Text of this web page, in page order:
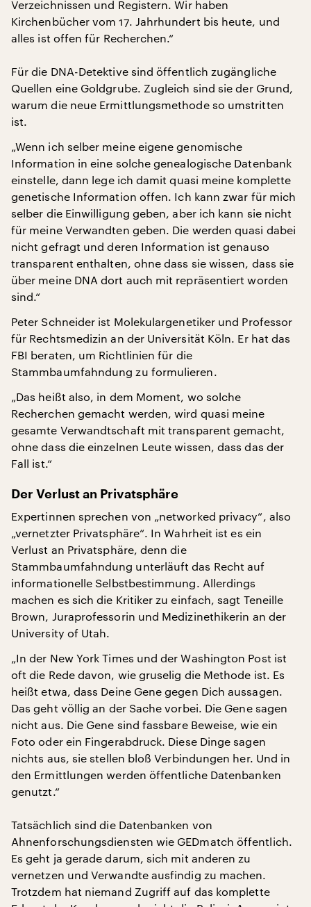
Verzeichnissen und Registern. Wir haben
Kirchenbücher vom 17. Jahrhundert bis heute, und
alles ist offen für Recherchen.“
Für die DNA-Detektive sind öffentlich zugängliche
Quellen eine Goldgrube. Zugleich sind sie der Grund,
warum die neue Ermittlungsmethode so umstritten
ist.
„Wenn ich selber meine eigene genomische
Information in eine solche genealogische Datenbank
einstelle, dann lege ich damit quasi meine komplette
genetische Information offen. Ich kann zwar für mich
selber die Einwilligung geben, aber ich kann sie nicht
für meine Verwandten geben. Die werden quasi dabei
nicht gefragt und deren Information ist genauso
transparent enthalten, ohne dass sie wissen, dass sie
über meine DNA dort auch mit repräsentiert worden
sind.“
Peter Schneider ist Molekulargenetiker und Professor
für Rechtsmedizin an der Universität Köln. Er hat das
FBI beraten, um Richtlinien für die
Stammbaumfahndung zu formulieren.
„Das heißt also, in dem Moment, wo solche
Recherchen gemacht werden, wird quasi meine
gesamte Verwandtschaft mit transparent gemacht,
ohne dass die einzelnen Leute wissen, dass das der
Fall ist.“
Der Verlust an Privatsphäre
Expertinnen sprechen von „networked privacy“, also
„vernetzter Privatsphäre“. In Wahrheit ist es ein
Verlust an Privatsphäre, denn die
Stammbaumfahndung unterläuft das Recht auf
informationelle Selbstbestimmung. Allerdings
machen es sich die Kritiker zu einfach, sagt Teneille
Brown, Juraprofessorin und Medizinethikerin an der
University of Utah.
„In der New York Times und der Washington Post ist
oft die Rede davon, wie gruselig die Methode ist. Es
heißt etwa, dass Deine Gene gegen Dich aussagen.
Das geht völlig an der Sache vorbei. Die Gene sagen
nicht aus. Die Gene sind fassbare Beweise, wie ein
Foto oder ein Fingerabdruck. Diese Dinge sagen
nichts aus, sie stellen bloß Verbindungen her. Und in
den Ermittlungen werden öffentliche Datenbanken
genutzt.“
Tatsächlich sind die Datenbanken von
Ahnenforschungsdiensten wie GEDmatch öffentlich.
Es geht ja gerade darum, sich mit anderen zu
vernetzen und Verwandte ausfindig zu machen.
Trotzdem hat niemand Zugriff auf das komplette